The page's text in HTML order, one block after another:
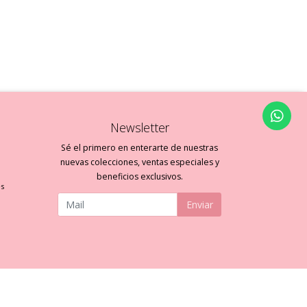
Newsletter
Sé el primero en enterarte de nuestras
nuevas colecciones, ventas especiales y
beneficios exclusivos.
Enviar